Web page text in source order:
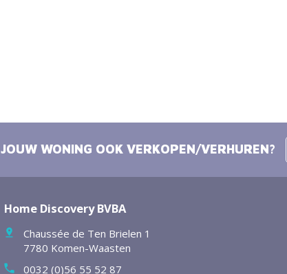
JOUW WONING OOK VERKOPEN/VERHUREN?
Home Discovery BVBA
Chaussée de Ten Brielen 1
7780 Komen-Waasten
0032 (0)56 55 52 87